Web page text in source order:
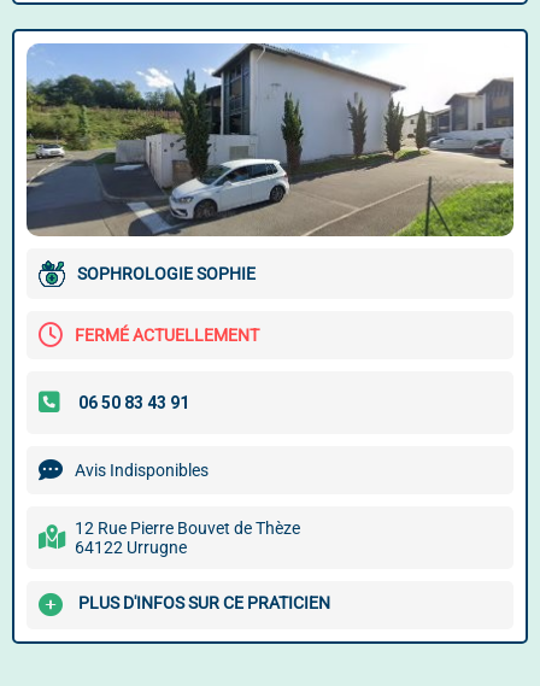
SOPHROLOGIE SOPHIE
FERMÉ ACTUELLEMENT
Avis Indisponibles
12 Rue Pierre Bouvet de Thèze
64122 Urrugne
PLUS D'INFOS SUR CE PRATICIEN